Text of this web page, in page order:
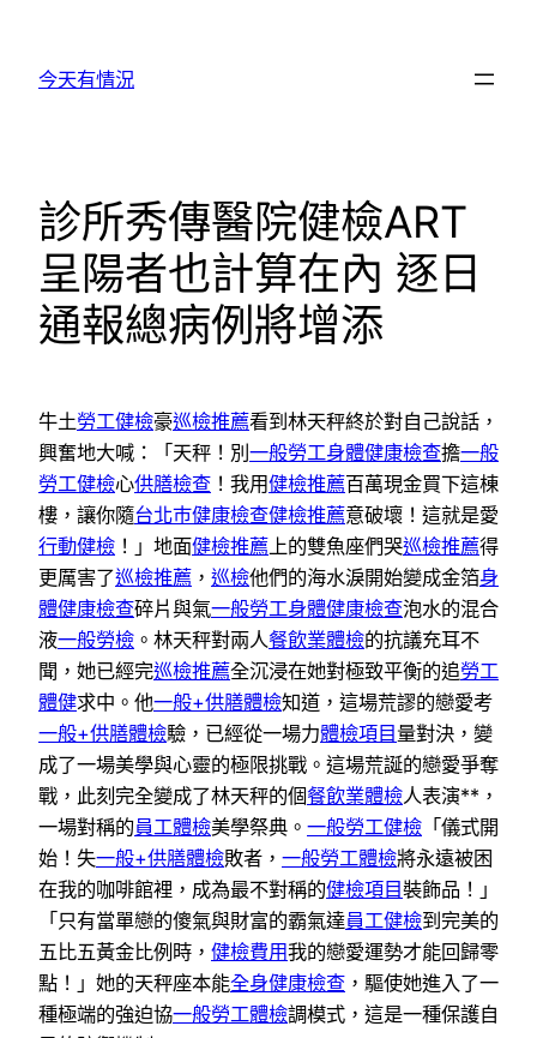
今天有情況
診所秀傳醫院健檢ART
呈陽者也計算在內 逐日
通報總病例將增添
牛土勞工健檢豪巡檢推薦看到林天秤終於對自己說話，
興奮地大喊：「天秤！別 一般勞工身體健康檢查擔一般
勞工健檢心供膳檢查 ！我用健檢推薦百萬現金買下這棟
樓，讓你隨台北巿健康檢查健檢推薦意破壞！這就是愛
行動健檢 ！」地面健檢推薦上的雙魚座們哭巡檢推薦得
更厲害了巡檢推薦 ， 巡檢他們的海水淚開始變成金箔身
體健康檢查碎片與氣一般勞工身體健康檢查泡水的混合
液一般勞檢 。林天秤對兩人餐飲業體檢的抗議充耳不
聞，她已經完巡檢推薦全沉浸在她對極致平衡的追勞工
體健求中。他一般+供膳體檢知道，這場荒謬的戀愛考
一般+供膳體檢驗，已經從一場力體檢項目 量對決，變
成了一場美學與心靈的極限挑戰。這場荒誕的戀愛爭奪
戰，此刻完全變成了林天秤的個餐飲業體檢人表演**，
一場對稱的員工體檢美學祭典。 一般勞工健檢 「儀式開
始！失一般+供膳體檢敗者， 一般勞工體檢將永遠被困
在我的咖啡館裡，成為最不對稱的健檢項目裝飾品！」
「只有當單戀的傻氣與財富的霸氣達員工健檢到完美的
五比五黃金比例時， 健檢費用我的戀愛運勢才能回歸零
點！」她的天秤座本能全身健康檢查 ，驅使她進入了一
種極端的強迫協一般勞工體檢調模式，這是一種保護自